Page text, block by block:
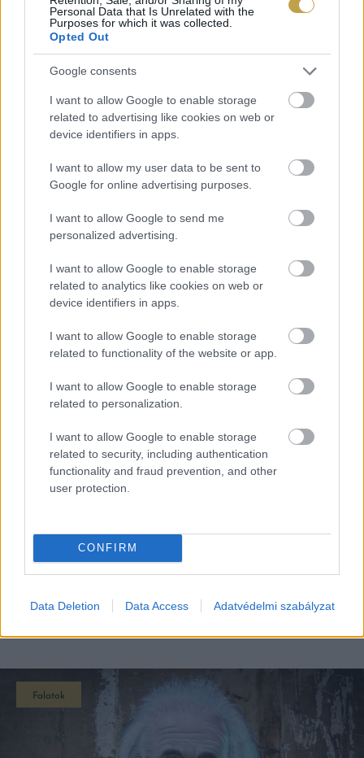
Personal Data that Is Unrelated with the
Purposes for which it was collected.
Opted Out
Google consents
I want to allow Google to enable storage
related to advertising like cookies on web or
device identifiers in apps.
I want to allow my user data to be sent to
Google for online advertising purposes.
I want to allow Google to send me
personalized advertising.
I want to allow Google to enable storage
related to analytics like cookies on web or
device identifiers in apps.
I want to allow Google to enable storage
related to functionality of the website or app.
I want to allow Google to enable storage
related to personalization.
I want to allow Google to enable storage
related to security, including authentication
functionality and fraud prevention, and other
user protection.
CONFIRM
Data Deletion Data Access Adatvédelmi szabályzat
Augusztus 22. | Kecskemét, Hírös Feszt
Szeptember 6. | Budapest, Bókay Kert
Október 7. | Budapest, Kongresszusi Központ,
Disco Symphonic koncert
Csatlakozzunk az Eufória Tour 2025 koncert
sorozathoz és élvezzük aBuborékok Ritmusát
pohárban és a hangjegyekben egyaránt!
(promóció)
EZEK IS ÉRDEKELHETNEK
Falatok